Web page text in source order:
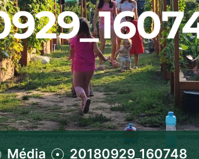
Média 20180929_160748